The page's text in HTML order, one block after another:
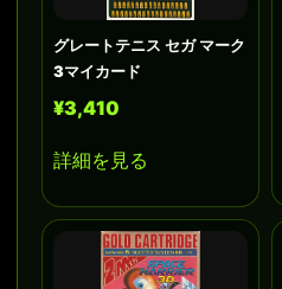
グレートテニス セガ マーク
3マイカード
¥3,410
詳細を見る